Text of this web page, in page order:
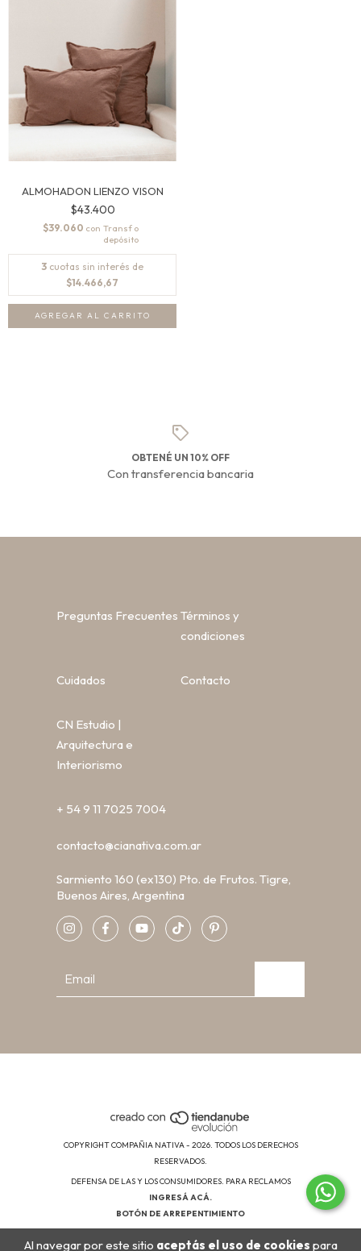
Al navegar por este sitio aceptás el uso de cookies para
ALMOHADON LIENZO VISON
$43.400
$39.060 con
3 cuotas sin interés de
$14.466,67
AGREGAR AL CARRITO
OBTENÉ UN 10% OFF
Con transferencia bancaria
Preguntas Frecuentes Términos y
condiciones
Cuidados Contacto
CN Estudio |
Arquitectura e
Interiorismo
+ 54 9 11 7025 7004
contacto@cianativa.com.ar
Sarmiento 160 (ex130) Pto. de Frutos. Tigre,
Buenos Aires, Argentina
COPYRIGHT COMPAÑIA NATIVA - 2026. TODOS LOS DERECHOS
RESERVADOS.
DEFENSA DE LAS Y LOS CONSUMIDORES. PARA RECLAMOS
INGRESÁ ACÁ.
BOTÓN DE ARREPENTIMIENTO